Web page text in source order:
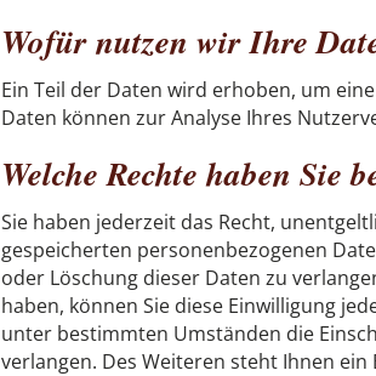
Wofür nutzen wir Ihre
Ein Teil der Daten wird erhoben, um
Daten können zur Analyse Ihres
Welche Rechte haben Sie
Sie haben jederzeit das Recht,
gespeicherten personenbezogenen
oder Löschung dieser Daten zu
haben, können Sie diese Einwilligung
unter bestimmten Umständen die
verlangen. Des Weiteren steht Ihnen